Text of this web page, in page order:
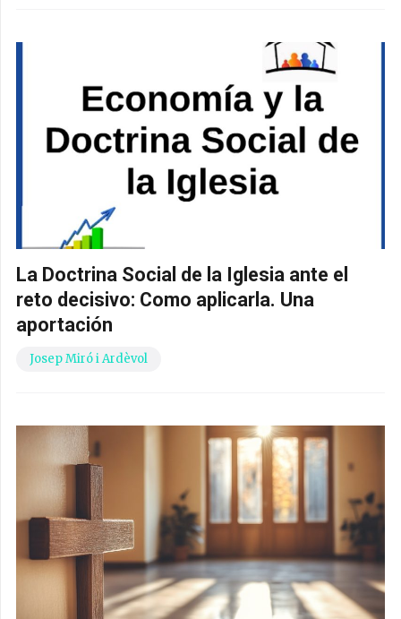
La Doctrina Social de la Iglesia ante el
reto decisivo: Como aplicarla. Una
aportación
Josep Miró i Ardèvol